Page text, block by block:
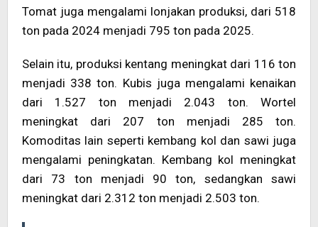
Tomat juga mengalami lonjakan produksi, dari 518
ton pada 2024 menjadi 795 ton pada 2025.
Selain itu, produksi kentang meningkat dari 116 ton
menjadi 338 ton. Kubis juga mengalami kenaikan
dari 1.527 ton menjadi 2.043 ton. Wortel
meningkat dari 207 ton menjadi 285 ton.
Komoditas lain seperti kembang kol dan sawi juga
mengalami peningkatan. Kembang kol meningkat
dari 73 ton menjadi 90 ton, sedangkan sawi
meningkat dari 2.312 ton menjadi 2.503 ton.